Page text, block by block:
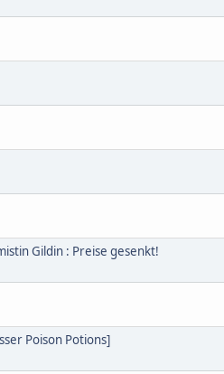
Gildin : Preise gesenkt!
Poison Potions]